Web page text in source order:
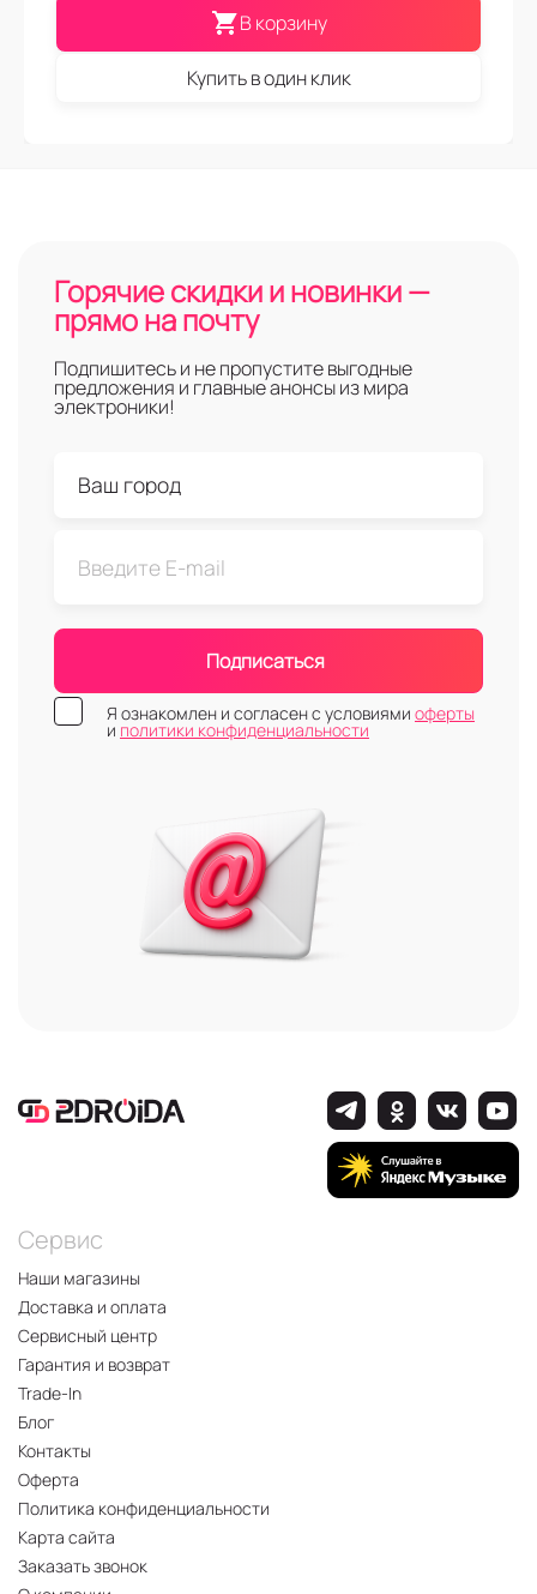
В корзину
Купить в один клик
Горячие скидки и новинки —
прямо на почту
Подпишитесь и не пропустите выгодные
предложения и главные анонсы из мира
электроники!
Подписаться
Я ознакомлен и согласен с условиями оферты
и политики конфиденциальности
Сервис
Наши магазины
Доставка и оплата
Сервисный центр
Гарантия и возврат
Trade-In
Блог
Контакты
Оферта
Политика конфиденциальности
Карта сайта
Заказать звонок